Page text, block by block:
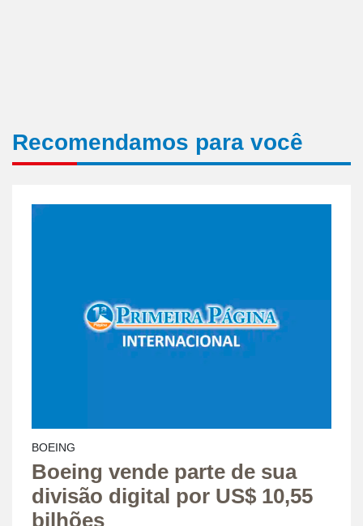
Recomendamos para você
BOEING
Boeing vende parte de sua
divisão digital por US$ 10,55
bilhões